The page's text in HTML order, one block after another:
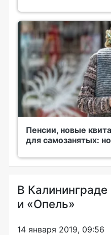
Пенсии, новые
для самозанятых:
В
и «Опель»
14 января 2019, 09:56